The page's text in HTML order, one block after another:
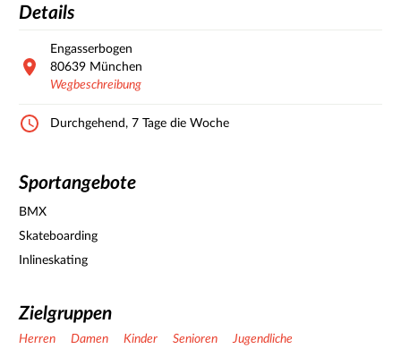
Details
Engasserbogen
80639 München
Wegbeschreibung
Durchgehend, 7 Tage die Woche
Sportangebote
BMX
Skateboarding
Inlineskating
Zielgruppen
Herren Damen Kinder Senioren
Jugendliche